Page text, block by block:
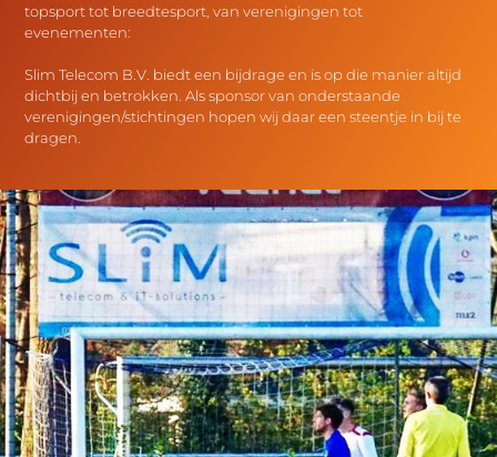
topsport tot breedtesport, van verenigingen tot
evenementen:
Slim Telecom B.V. biedt een bijdrage en is op die manier altijd
dichtbij en betrokken. Als sponsor van onderstaande
verenigingen/stichtingen hopen wij daar een steentje in bij te
dragen.